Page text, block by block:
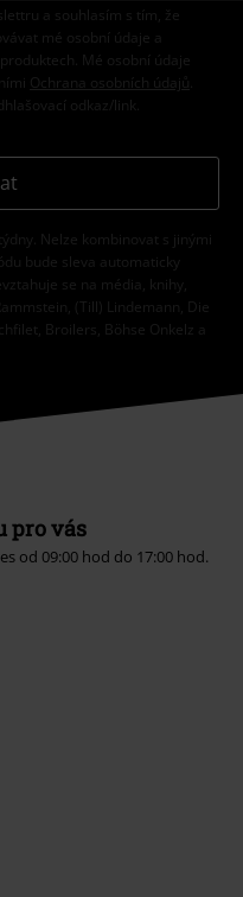
a souhlasím s tím, že
mé osobní údaje a
Mé osobní údaje
Ochrana osobních údajů
odkaz/link.
Nelze kombinovat s jinými
bude sleva automaticky
se na média, knihy,
(Till) Lindemann, Die
Broilers, Böhse Onkelz a
pro vás
od 09:00 hod do 17:00 hod.